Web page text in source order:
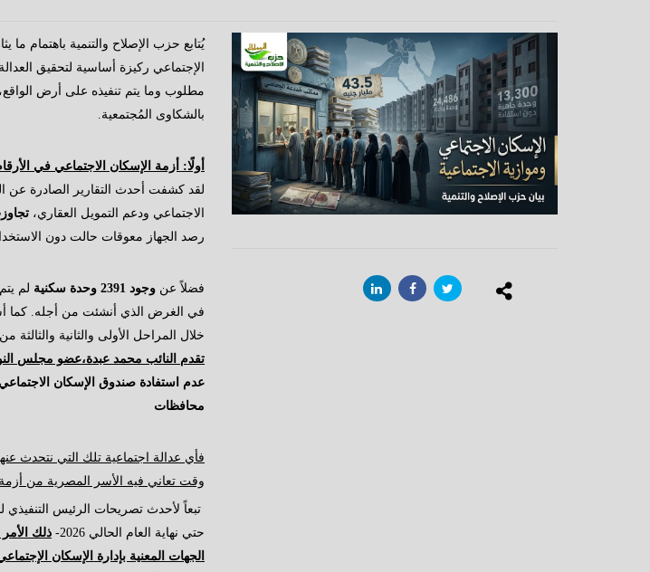
يُتابع حزب الإصلاح والتنمية باهتمام
الإجتماعي ركيزة أساسية لتحقيق
مطلوب وما يتم تنفيذه على أرض
بالشكاوى المُجتمعية.
أولًا: أزمة الإسكان الاجتماعي في
لقد كشفت أحدث التقارير الصادرة عن
الاجتماعي ودعم التمويل العقاري، تجاوزت
رصد الجهاز معوقات حالت دون
فضلاً عن وجود 2391 وحدة سكنية
في الغرض الذي أنشئت من أجله. كما
خلال المراحل الأولى والثانية والثالثة من عام 2014 حتى عام 2017، ولم تجد طريقها إلى
تقدم النائب محمد عبدة،عضو مجلس
محافظات
فأي عدالة اجتماعية تلك التي نتحدث
وقت تعاني فيه الأسر المصرية من
حتي نهاية العام الحالي 2026-
الجهات المعنية بإدارة الإسكان